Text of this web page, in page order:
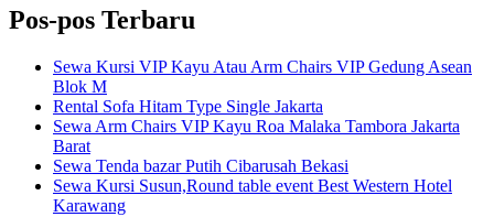
Pos-pos Terbaru
Sewa Kursi VIP Kayu Atau Arm Chairs VIP Gedung Asean
Blok M
Rental Sofa Hitam Type Single Jakarta
Sewa Arm Chairs VIP Kayu Roa Malaka Tambora Jakarta
Barat
Sewa Tenda bazar Putih Cibarusah Bekasi
Sewa Kursi Susun,Round table event Best Western Hotel
Karawang